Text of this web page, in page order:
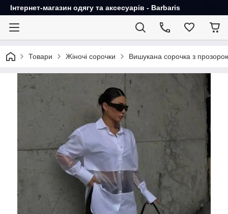
Інтернет-магазин одягу та аксесуарів - Barbaris
Товари Жіночі сорочки Вишукана сорочка з